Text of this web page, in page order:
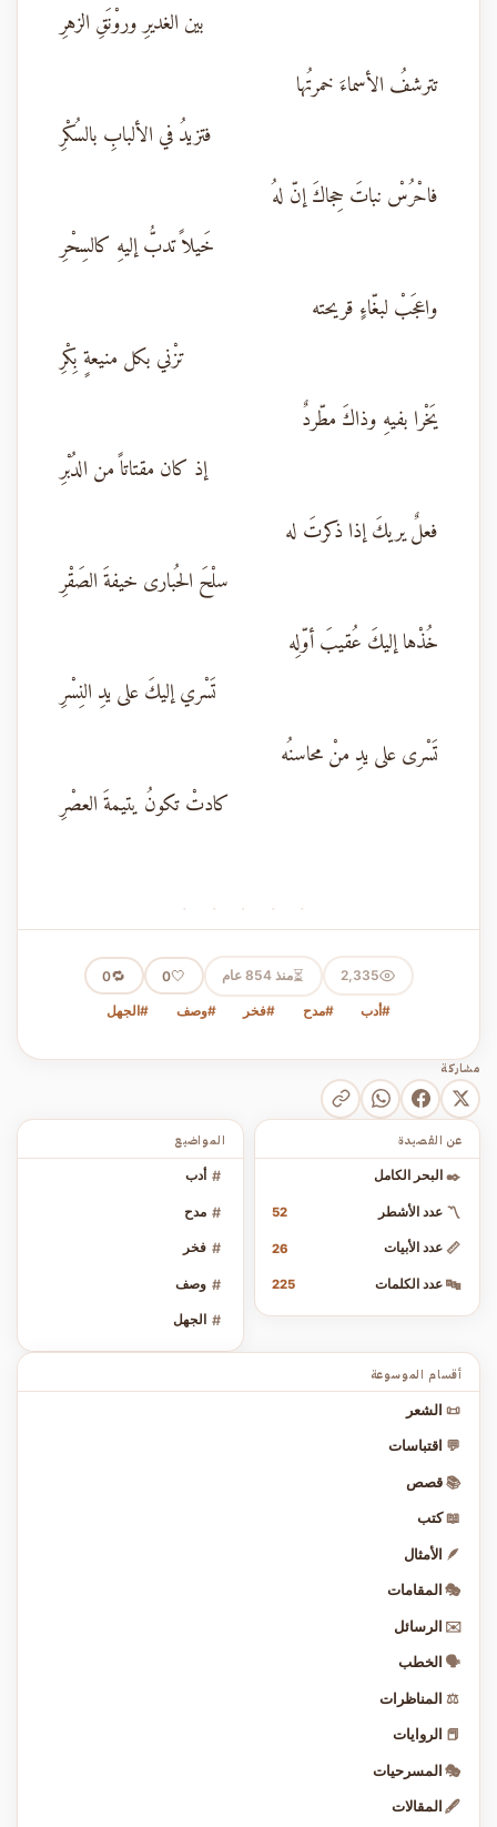
بين الغديرِ وروْنَقِ الزهرِ
تترشفُ الأسماءَ خمرتُها
فتزيدُ في الألبابِ بالسُكْرِ
فاحْرُسْ نباتَ حِجاكَ إنّ لهُ
خَيلاً تدبُّ إليهِ كالسِحْرِ
واعجَبْ لبغّاءٍ قريحته
تزْني بكل منيعةٍ بِكْرِ
يَخْرا بفيهِ وذاكَ مطّردٌ
إذ كان مقتاتاً من الدُبْرِ
فعلٌ يريكَ إذا ذكرتَ له
سلْحَ الحُبارى خيفةَ الصَقْرِ
خُذْها إليكَ عُقيبَ أوّلِه
تَسْري إليكَ على يدِ النِسْرِ
تَسْرى على يدِ منْ محاسنُه
كادتْ تكونُ يتيمةَ العصْرِ
· · · · ·
2,335
⏳منذ 854 عام 🤍
0
🔁
0
#أدب #مدح #فخر #وصف #الجهل
مشاركة
المواضيع
# أدب
# مدح
# فخر
# وصف
# الجهل
عن القصيدة
✒️ البحر الكامل
〽️ عدد الأشطر 52
📏 عدد الأبيات 26
🔤 عدد الكلمات 225
أقسام الموسوعة
📜 الشعر
💬 اقتباسات
📚 قصص
📖 كتب
🪶 الأمثال
🎭 المقامات
✉️ الرسائل
🗣️ الخطب
⚖️ المناظرات
📕 الروايات
🎭 المسرحيات
🖋️ المقالات